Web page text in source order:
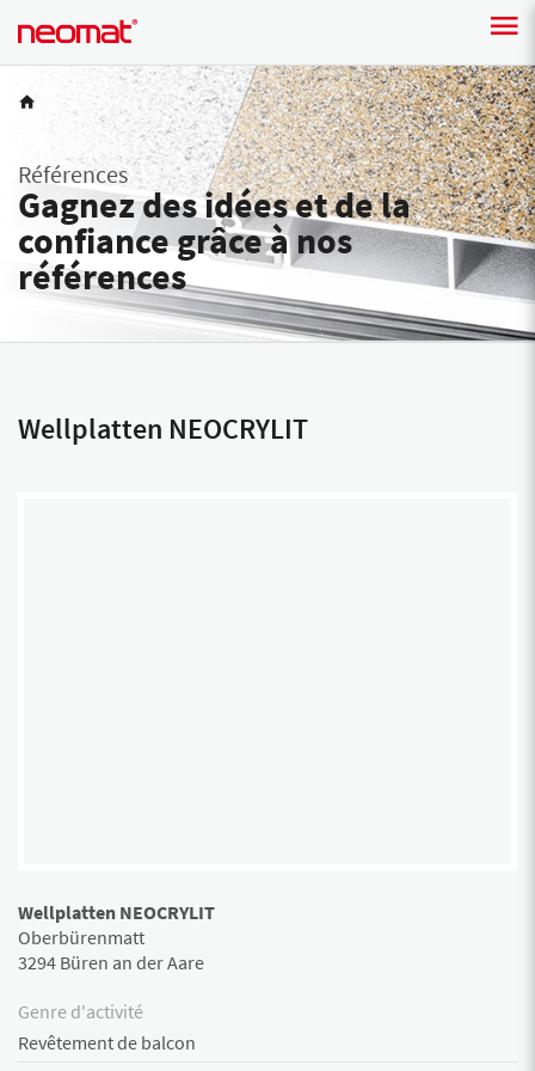
Références
Gagnez des idées et de la
confiance grâce à nos
références
Wellplatten NEOCRYLIT
Wellplatten NEOCRYLIT
Oberbürenmatt
3294 Büren an der Aare
Genre d'activité
Revêtement de balcon